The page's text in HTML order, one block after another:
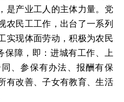
是产业工人的主体力量。党
农民工工作，出台了一系列
实现体面劳动，积极为农民
保障，即：进城有工作、上
、参保有办法、报酬有保
有改善、子女有教育、生活